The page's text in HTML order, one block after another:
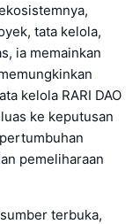
tata kelola,
ia memainkan
kelola RARI DAO
ke keputusan
pemeliharaan
terbuka,